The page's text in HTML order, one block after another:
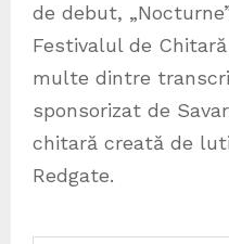
de debut,
Festivalul de
multe dintre
sponsorizat de
chitară creată de
Redgate.